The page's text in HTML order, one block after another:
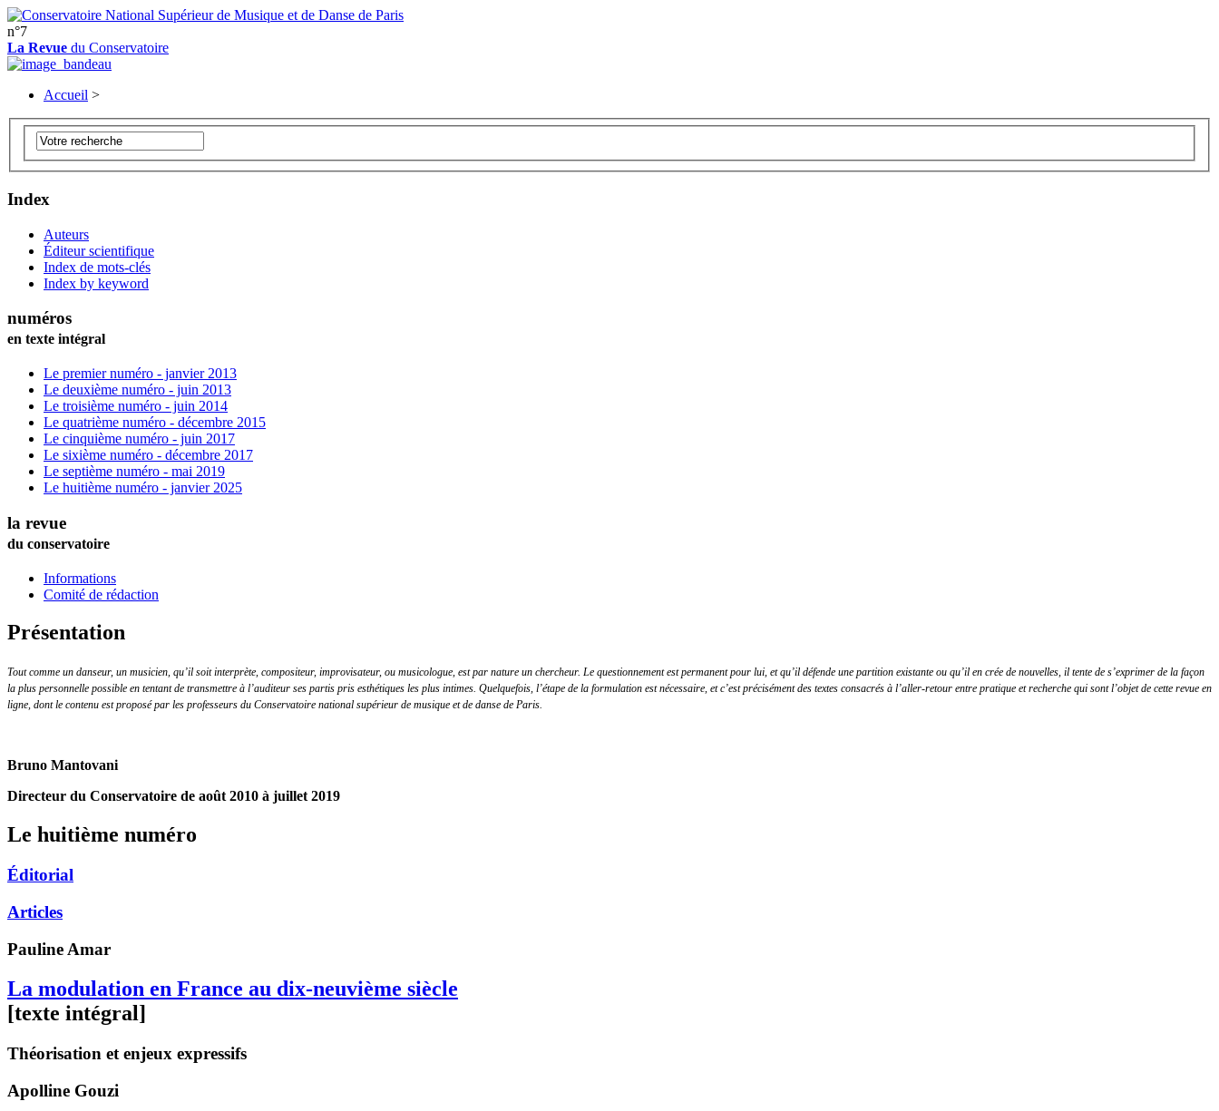
n°7
La Revue du Conservatoire
Accueil >
Index
Auteurs
Éditeur scientifique
Index de mots-clés
Index by keyword
numéros
en texte intégral
Le premier numéro - janvier 2013
Le deuxième numéro - juin 2013
Le troisième numéro - juin 2014
Le quatrième numéro - décembre 2015
Le cinquième numéro - juin 2017
Le sixième numéro - décembre 2017
Le septième numéro - mai 2019
Le huitième numéro - janvier 2025
la revue
du conservatoire
Informations
Comité de rédaction
Présentation
Tout comme un danseur, un musicien, qu’il soit interprète, compositeur, improvisateur, ou musicologue, est par nature un chercheur. Le questionnement est permanent pour lui, et qu’il défende une partition existante ou qu’il en crée de nouvelles, il tente de s’exprimer de la façon
la plus personnelle possible en tentant de transmettre à l’auditeur ses partis pris esthétiques les plus intimes. Quelquefois, l’étape de la formulation est nécessaire, et c’est précisément des textes consacrés à l’aller-retour entre pratique et recherche qui sont l’objet de cette revue en
ligne, dont le contenu est proposé par les professeurs du Conservatoire national supérieur de musique et de danse de Paris.
Bruno Mantovani
Directeur du Conservatoire de août 2010 à juillet 2019
Le huitième numéro
Éditorial
Articles
Pauline Amar
La modulation en France au dix-neuvième siècle
[texte intégral]
Théorisation et enjeux expressifs
Apolline Gouzi